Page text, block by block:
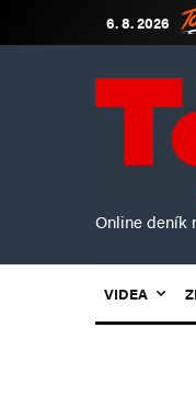
6. 8. 2026
Online deník
VIDEA